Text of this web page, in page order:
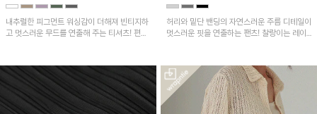
내추럴한 피그먼트 워싱감이 더해져 빈티지하
고 멋스러운 무드를 연출해 주는 티셔츠! 편안
허리와 밑단 밴딩의 자연스러운 주름 디테일이
멋스러운 핏을 연출하는 팬츠! 찰랑이는 레이
기기 좋은 아이템입니다~